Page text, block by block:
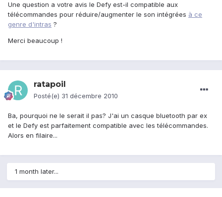
Une question a votre avis le Defy est-il compatible aux
télécommandes pour réduire/augmenter le son intégrées à ce
genre d'intras ?
Merci beaucoup !
ratapoil
Posté(e) 31 décembre 2010
Ba, pourquoi ne le serait il pas? J'ai un casque bluetooth par ex
et le Defy est parfaitement compatible avec les télécommandes.
Alors en filaire...
1 month later...